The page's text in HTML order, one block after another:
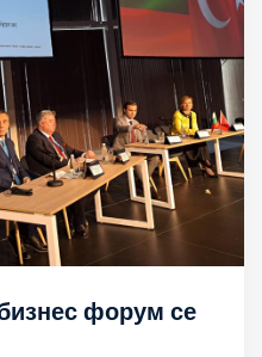
форум се